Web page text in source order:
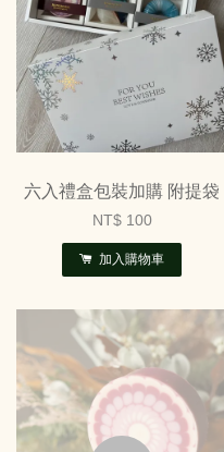
六入禮盒包裝加購 附提袋
NT$ 100
加入購物車